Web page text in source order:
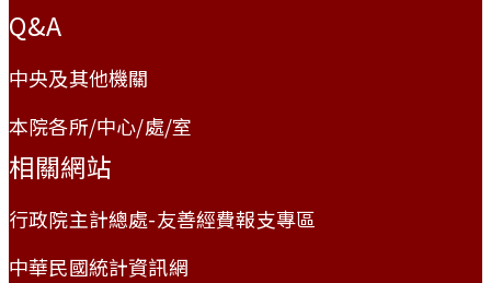
Q&A
中央及其他機關
本院各所/中心/處/室
相關網站
行政院主計總處-友善經費報支專區
中華民國統計資訊網